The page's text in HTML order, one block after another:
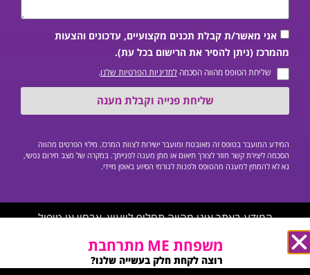
אני מאשר/ת קבלת תכנים מקצועיים, עדכונים והצעות
מהמרכז (ניתן להסיר את הרישום בכל עת).
שליחת הטופס מהווה הסכמה למדיניות הפרטיות שלנו.
שליחת פנייה וקבלת מענה
המידע המועבר בטופס זה מאובטח ומועבר ישירות לצוות המרכז. מילוי הפרטים מהווה
הסכמה ליצירת קשר חוזר לצורך תיאום או מתן מענה לפנייתך. במקרה של מצב חירום נפשי,
נא לא להמתין למענה מהטופס ולפנות לגורמי הסיוע באופן מיידי.
המידע באתר אינו מהווה תחליף לייעוץ, אבחון או טיפול
פסיכיאטרי/פסיכולוגי פרטני על ידי איש מקצוע מוסמך, ואינו יכול
לשמש כחוות דעת רפואית.
משפחת ME מתרחבת
רוצה לקחת חלק בעשייה שלנו?